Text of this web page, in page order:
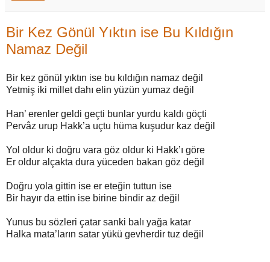
Bir Kez Gönül Yıktın ise Bu Kıldığın
Namaz Değil
Bir kez gönül yıktın ise bu kıldığın namaz değil
Yetmiş iki millet dahı elin yüzün yumaz değil
Han’ erenler geldi geçti bunlar yurdu kaldı göçti
Pervâz urup Hakk’a uçtu hüma kuşudur kaz değil
Yol oldur ki doğru vara göz oldur ki Hakk’ı göre
Er oldur alçakta dura yüceden bakan göz değil
Doğru yola gittin ise er eteğin tuttun ise
Bir hayır da ettin ise birine bindir az değil
Yunus bu sözleri çatar sanki balı yağa katar
Halka mata’ların satar yükü gevherdir tuz değil